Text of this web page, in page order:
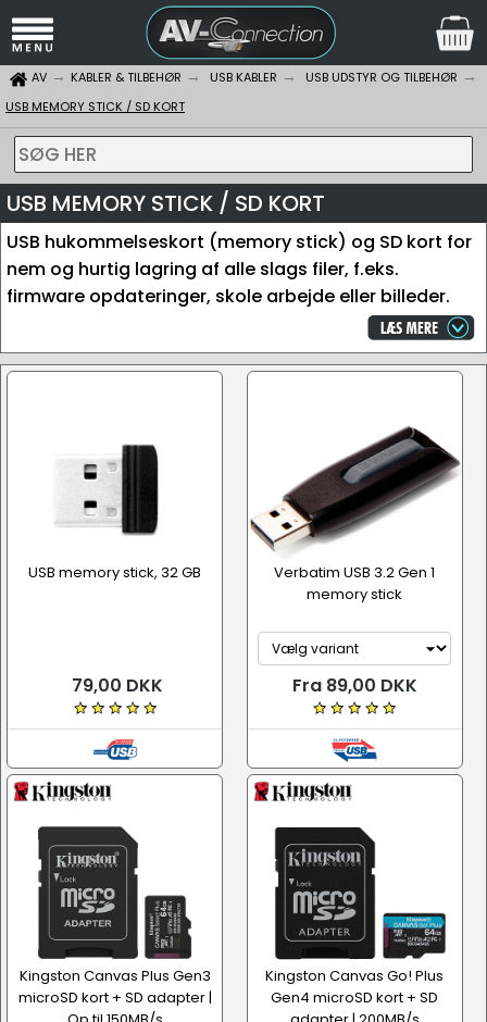
AV KABLER & TILBEHØR USB KABLER
USB UDSTYR OG TILBEHØR
USB MEMORY STICK / SD KORT
SØG HER
USB MEMORY STICK / SD KORT
USB hukommelseskort (memory stick) og SD kort for
nem og hurtig lagring af alle slags filer, f.eks.
firmware opdateringer, skole arbejde eller billeder.
USB memory stick, 32 GB
79,00 DKK
Verbatim USB 3.2 Gen 1
memory stick
Fra 89,00 DKK
Kingston Canvas Plus Gen3
microSD kort + SD adapter |
Kingston Canvas Go! Plus
Gen4 microSD kort + SD